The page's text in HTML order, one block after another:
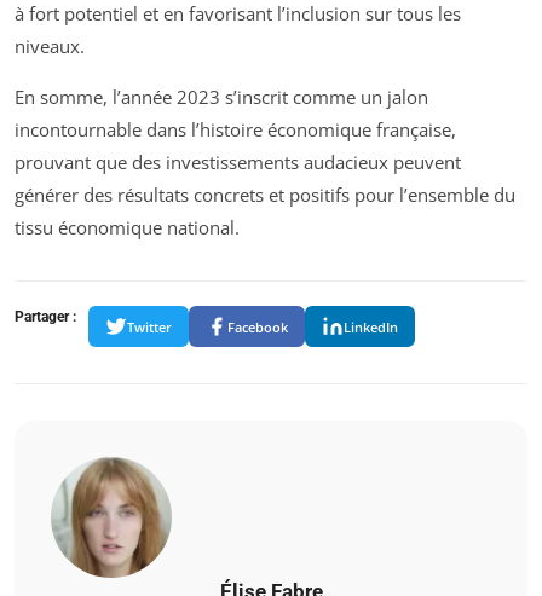
à fort potentiel et en favorisant l’inclusion sur tous les
niveaux.
En somme, l’année 2023 s’inscrit comme un jalon
incontournable dans l’histoire économique française,
prouvant que des investissements audacieux peuvent
générer des résultats concrets et positifs pour l’ensemble du
tissu économique national.
Partager :
Twitter Facebook LinkedIn